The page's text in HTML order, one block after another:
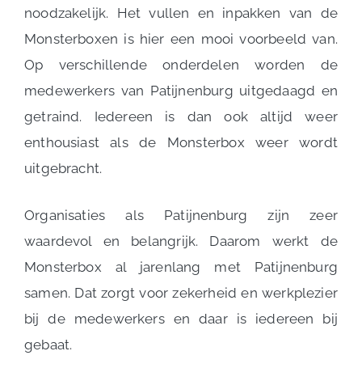
noodzakelijk. Het vullen en inpakken van de
Monsterboxen is hier een mooi voorbeeld van.
Op verschillende onderdelen worden de
medewerkers van Patijnenburg uitgedaagd en
getraind. Iedereen is dan ook altijd weer
enthousiast als de Monsterbox weer wordt
uitgebracht.
Organisaties als Patijnenburg zijn zeer
waardevol en belangrijk. Daarom werkt de
Monsterbox al jarenlang met Patijnenburg
samen. Dat zorgt voor zekerheid en werkplezier
bij de medewerkers en daar is iedereen bij
gebaat.